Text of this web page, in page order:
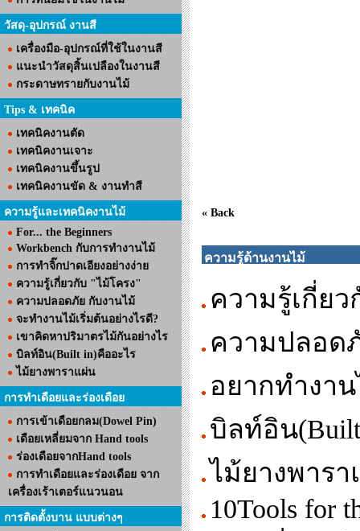
วัสดุ-อุปกรณ์ งานสี
เครื่องมือ-อุปกรณ์ที่ใช้ในงานสี
แนะนำวัสดุสิ้นเปลืองในงานสี
กระดาษทรายกับงานไม้
Tips & เทคนิค
เทคนิคงานตัด
เทคนิคงานเจาะ
เทคนิคงานขึ้นรูป
เทคนิคงานขัด & งานทำสี
ความรู้และเทคนิคงานไม้
For... the Beginners
Workbench กับการทำงานไม้
การทำจิ๊กปาดเอียงอย่างง่าย
ความรู้เกี่ยวกับ "ไม้โครง"
ความปลอดภัย กับงานไม้
จะทำงานไม้เริ่มต้นอย่างไรดี?
เขาคิดหาปริมาตรไม้กันอย่างไร
บิลท์อิน(Built in)คืออะไร
ไม้ยางพาราแผ่น
การทำเดือยและร่องเดือย
การเข้าเดือยกลม(Dowel Pin)
เดือยเหลี่ยมจาก Hand tools
ร่องเดือยจากHand tools
การทำเดือยและร่องเดือย จาก
เครื่องเร้าเตอร์แนวนอน
การติดตั้งบาน แบบต่างๆ
« Back
ความรู้ด้านงานไม้
ความรู้เกี่ย
ความปลอด
อยากทำงา
บิลท์อิน
ไม้ยางพาร
10Tools for